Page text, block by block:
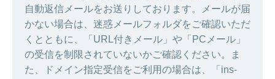
自動返信メールをお送りしております。メールが届
かない場合は、迷惑メールフォルダをご確認いただ
くとともに、「URL付きメール」や「PCメール」
の受信を制限されていないかご確認ください。ま
た、ドメイン指定受信をご利用の場合は、「ins-